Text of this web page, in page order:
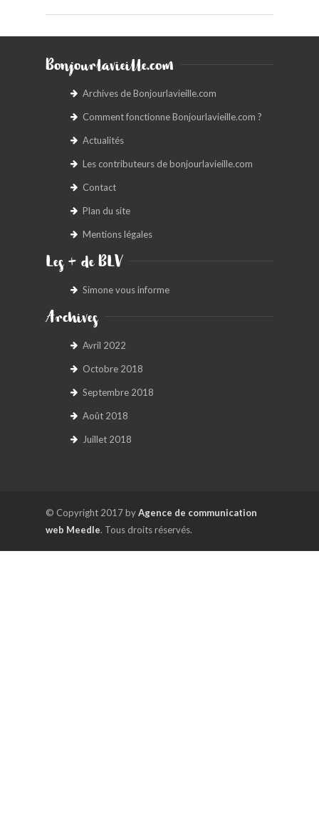
Bonjourlavieille.com
Archives de Bonjourlavieille.com
Comment fonctionne Bonjourlavieille.com ?
Actualités
Les contributeurs de bonjourlavieille.com
Contact
Plan du site
Mentions légales
Les + de BLV
Simone vous informe
Archives
Avril 2022
Octobre 2018
Septembre 2018
Août 2018
Juillet 2018
© Copyright 2017 byAgence de communication
web Meedle. Tous droits réservés.